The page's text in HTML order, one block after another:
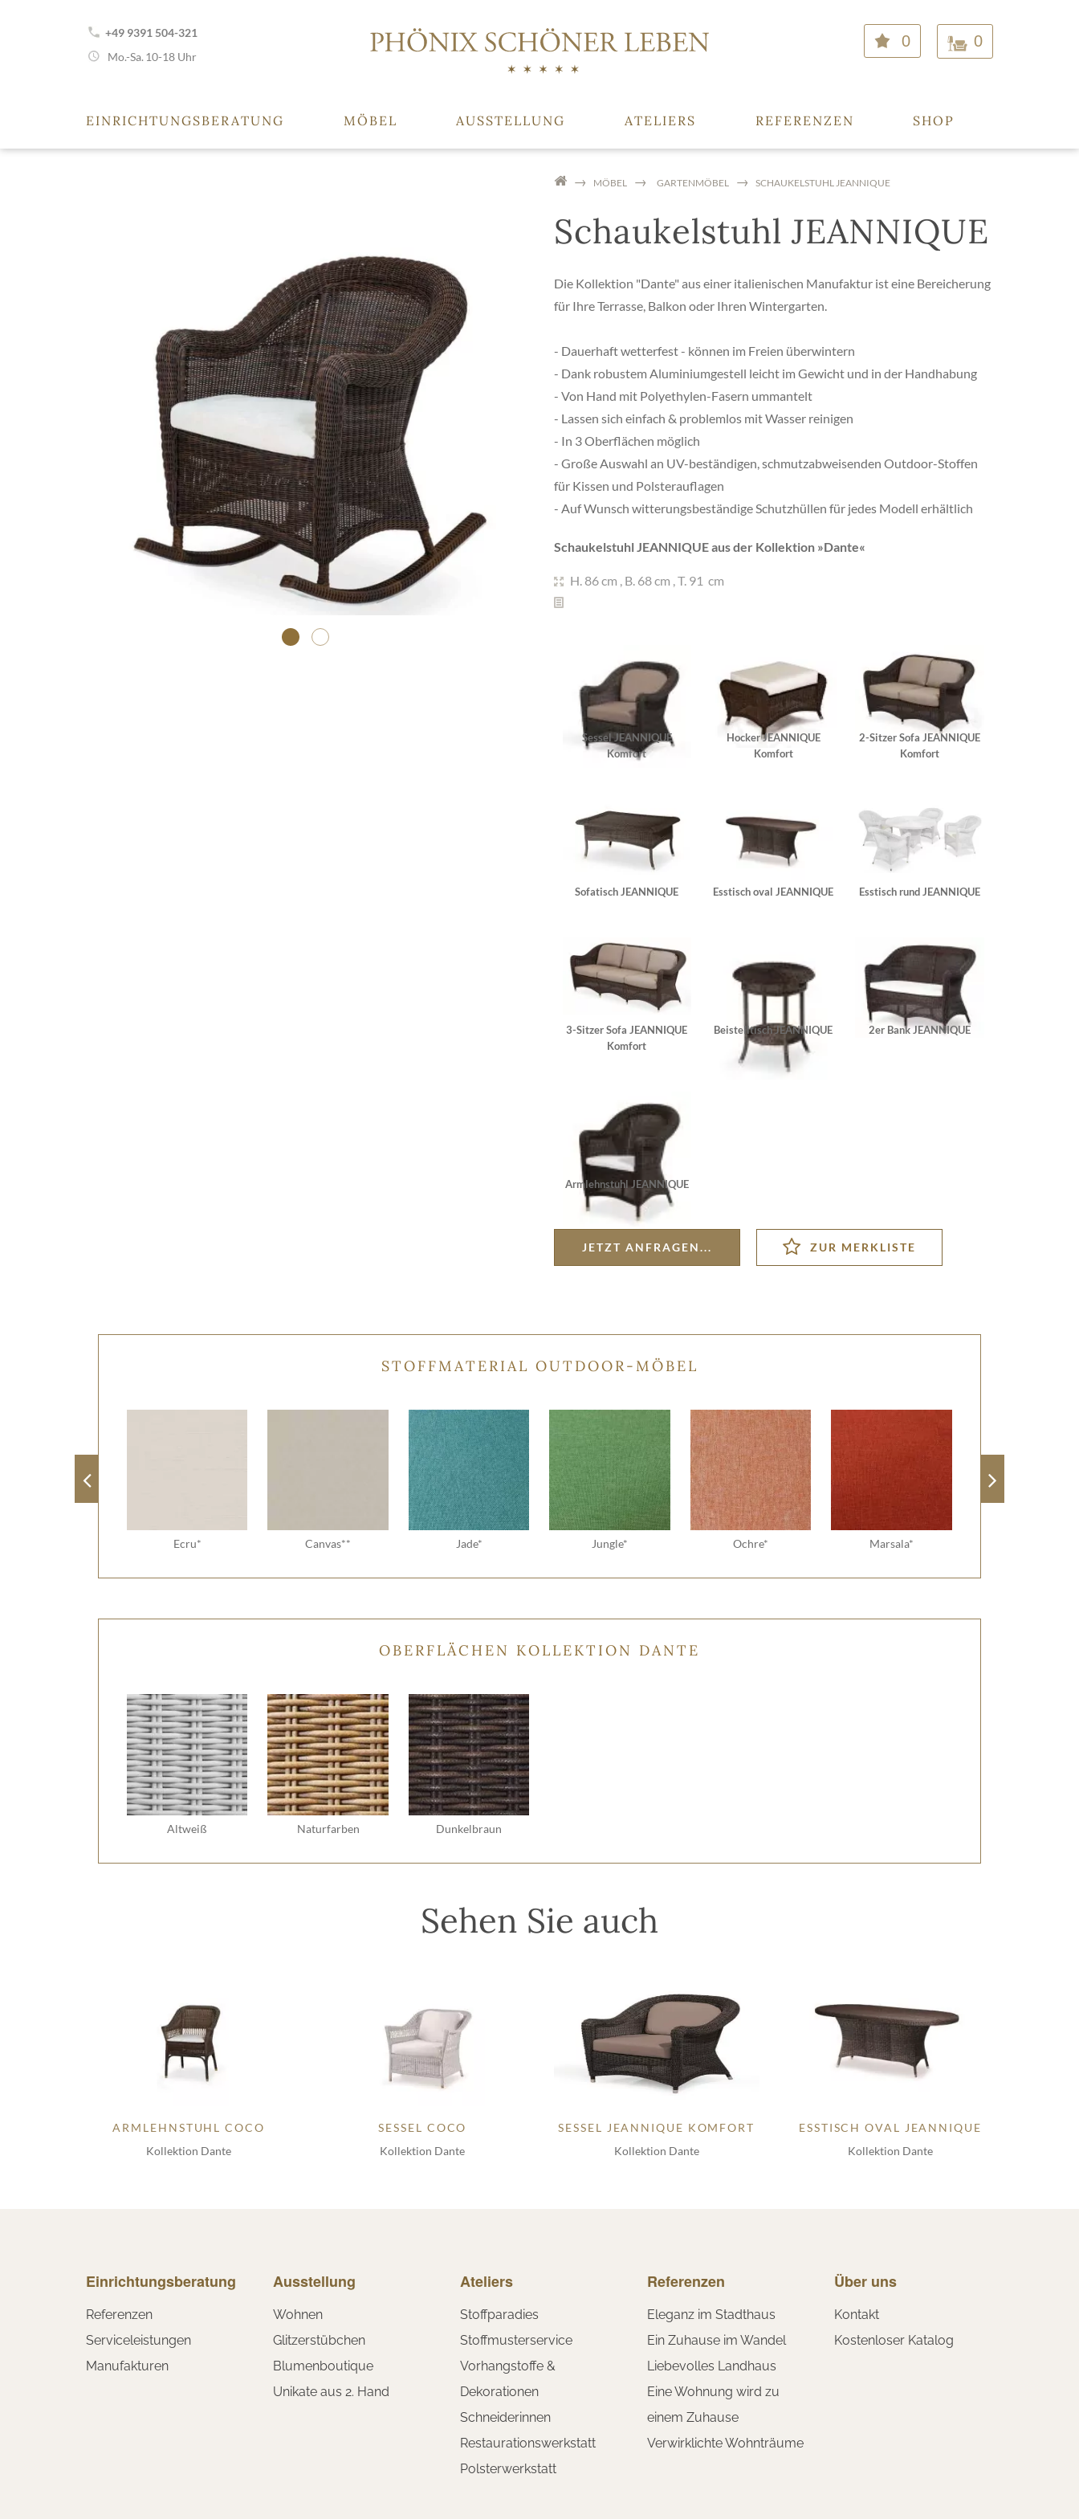
+49 9391 504-321
Mo.-Sa. 10-18 Uhr
0
0
EINRICHTUNGSBERATUNG MÖBEL AUSSTELLUNG ATELIERS REFERENZEN SHOP
MÖBEL GARTENMÖBEL SCHAUKELSTUHL JEANNIQUE
Schaukelstuhl JEANNIQUE
Die Kollektion "Dante" aus einer italienischen Manufaktur ist eine Bereicherung
für Ihre Terrasse, Balkon oder Ihren Wintergarten.
- Dauerhaft wetterfest - können im Freien überwintern
- Dank robustem Aluminiumgestell leicht im Gewicht und in der Handhabung
- Von Hand mit Polyethylen-Fasern ummantelt
- Lassen sich einfach & problemlos mit Wasser reinigen
- In 3 Oberflächen möglich
- Große Auswahl an UV-beständigen, schmutzabweisenden Outdoor-Stoffen
für Kissen und Polsterauflagen
- Auf Wunsch witterungsbeständige Schutzhüllen für jedes Modell erhältlich
Schaukelstuhl JEANNIQUE aus der Kollektion »Dante«
H. 86 cm , B. 68 cm ,T. 91 cm
Sessel JEANNIQUE
Komfort
Hocker JEANNIQUE
Komfort
2-Sitzer Sofa JEANNIQUE
Komfort
Sofatisch JEANNIQUE Esstisch oval JEANNIQUE Esstisch rund JEANNIQUE
3-Sitzer Sofa JEANNIQUE
Komfort
Beistelltisch JEANNIQUE 2er Bank JEANNIQUE
Armlehnstuhl JEANNIQUE
JETZT ANFRAGEN...
STOFFMATERIAL OUTDOOR-MÖBEL
Ecru* Canvas** Jade* Jungle* Ochre* Marsala*
OBERFLÄCHEN KOLLEKTION DANTE
Altweiß Naturfarben Dunkelbraun
Sehen Sie auch
ARMLEHNSTUHL COCO
Kollektion Dante
SESSEL COCO
Kollektion Dante
SESSEL JEANNIQUE KOMFORT
Kollektion Dante
ESSTISCH OVAL JEANNIQUE
Kollektion Dante
Einrichtungsberatung
Referenzen
Serviceleistungen
Manufakturen
Ausstellung
Wohnen
Glitzerstübchen
Blumenboutique
Unikate aus 2. Hand
Ateliers
Stoffparadies
Stoffmusterservice
Vorhangstoffe &
Dekorationen
Schneiderinnen
Restaurationswerkstatt
Polsterwerkstatt
Referenzen
Eleganz im Stadthaus
Ein Zuhause im Wandel
Liebevolles Landhaus
Eine Wohnung wird zu
einem Zuhause
Verwirklichte Wohnträume
Über uns
Kontakt
Kostenloser Katalog